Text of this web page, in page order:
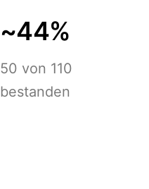
~44%
50 von 110
bestanden